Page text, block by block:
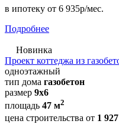
в ипотеку от 6 935р/мес.
Подробнее
Новинка
Проект коттеджа из
одноэтажный
тип дома газобетон
размер 9x6
площадь 47 м2
цена строительства от 1